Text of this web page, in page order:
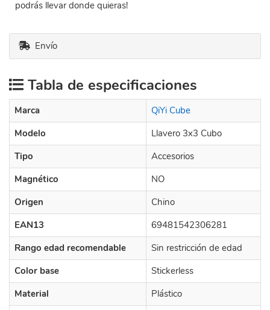
podrás llevar donde quieras!
Envío
Tabla de especificaciones
Marca
QiYi Cube
Modelo
Llavero 3x3 Cubo
Tipo
Accesorios
Magnético
NO
Origen
Chino
EAN13
69481542306281
Rango edad recomendable
Sin restricción de edad
Color base
Stickerless
Material
Plástico